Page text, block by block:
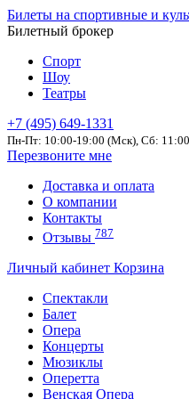
Билеты на спортивные и
Билетный брокер
Спорт
Шоу
Театры
+7 (495) 649-1331
Пн-Пт: 10:00-19:00 (Мск), Сб:
Перезвоните мне
Доставка и оплата
О компании
Контакты
Отзывы 787
Личный кабинет Корзина
Спектакли
Балет
Опера
Концерты
Мюзиклы
Оперетта
Венская Опера